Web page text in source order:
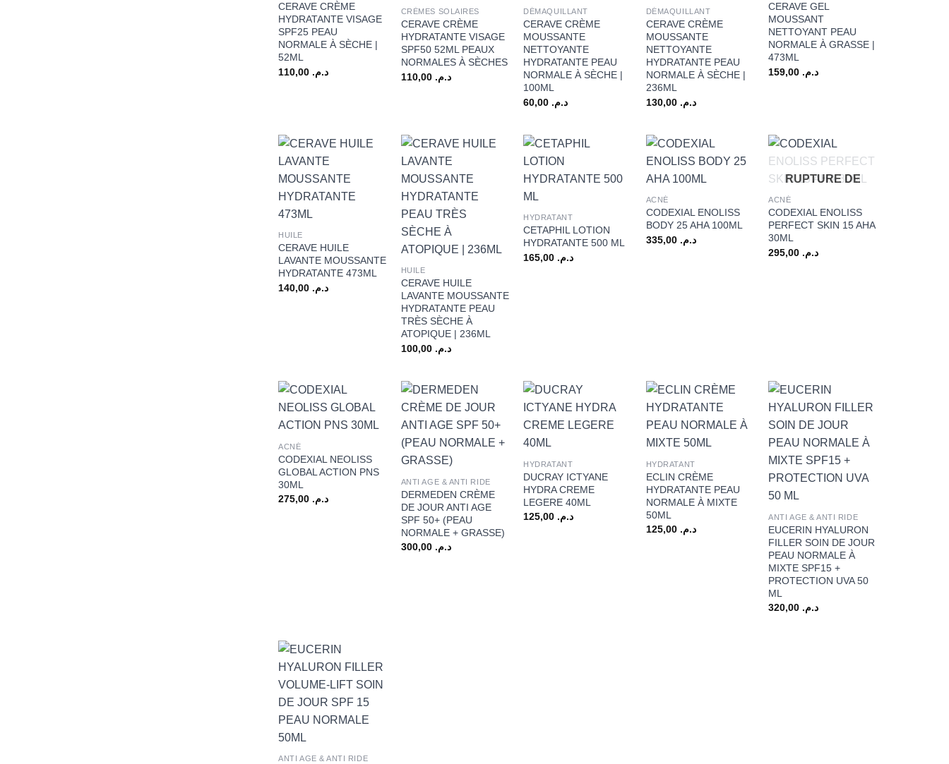
CERAVE CRÈME
HYDRATANTE VISAGE
SPF25 PEAU
NORMALE À SÈCHE |
52ML
د.م.
CRÈMES SOLAIRES
CERAVE CRÈME
HYDRATANTE VISAGE
SPF50 52ML PEAUX
NORMALES À SÈCHES
د.م. 110,00
DÉMAQUILLANT
CERAVE CRÈME
MOUSSANTE
NETTOYANTE
HYDRATANTE PEAU
NORMALE À SÈCHE |
100ML
د.م.
DÉMAQUILLANT
CERAVE CRÈME
MOUSSANTE
NETTOYANTE
HYDRATANTE PEAU
NORMALE À SÈCHE |
236ML
د.م. 130,00
CERAVE GEL
MOUSSANT
NETTOYANT PEAU
NORMALE À GRASSE |
473ML
د.م.
+
HUILE
CERAVE HUILE
LAVANTE MOUSSANTE
HYDRATANTE 473ML
د.م.
+
HUILE
CERAVE HUILE
LAVANTE MOUSSANTE
HYDRATANTE PEAU
TRÈS SÈCHE À
ATOPIQUE | 236ML
د.م. 100,00
HYDRATANT
CETAPHIL LOTION
HYDRATANTE 500 ML
د.م.
+
ACNÉ
CODEXIAL ENOLISS
BODY 25 AHA 100ML
د.م. 335,00
+RUPTURE DE
ACNÉ
CODEXIAL ENOLISS
PERFECT SKIN 15 AHA
30ML
د.م.
+
ACNÉ
CODEXIAL NEOLISS
GLOBAL ACTION PNS
30ML
د.م.
+
ANTI AGE & ANTI RIDE
DERMEDEN CRÈME
DE JOUR ANTI AGE
SPF 50+ (PEAU
NORMALE + GRASSE)
د.م. 300,00
+
HYDRATANT
DUCRAY ICTYANE
HYDRA CREME
LEGERE 40ML
د.م.
+
HYDRATANT
ECLIN CRÈME
HYDRATANTE PEAU
NORMALE À MIXTE
50ML
د.م. 125,00
+
ANTI AGE & ANTI RIDE
EUCERIN HYALURON
FILLER SOIN DE JOUR
PEAU NORMALE À
MIXTE SPF15 +
PROTECTION UVA 50
ML
د.م.
+
ANTI AGE & ANTI RIDE